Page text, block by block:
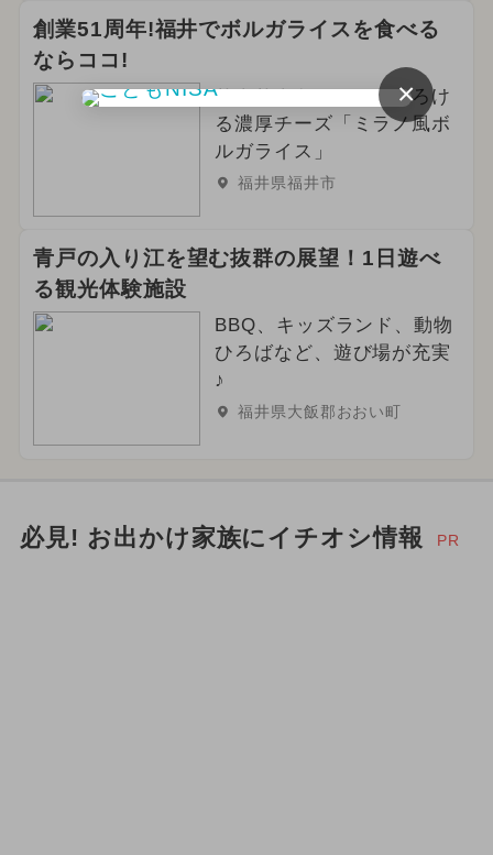
創業51周年!福井でボルガライスを食べる
ならココ!
サクサクトンカツにとろけ
る濃厚チーズ「ミラノ風ボ
ルガライス」
福井県福井市
青戸の入り江を望む抜群の展望！1日遊べ
る観光体験施設
BBQ、キッズランド、動物
ひろばなど、遊び場が充実
♪
福井県大飯郡おおい町
必見! お出かけ家族にイチオシ情報 PR
×